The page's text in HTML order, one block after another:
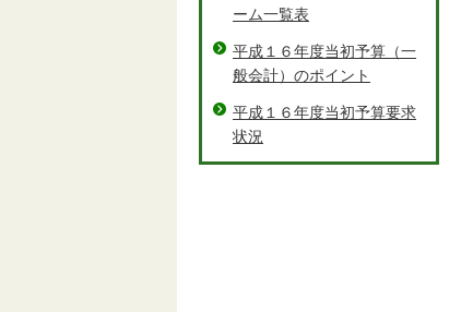
ーム一覧表
平成１６年度当初予算（一
般会計）のポイント
平成１６年度当初予算要求
状況